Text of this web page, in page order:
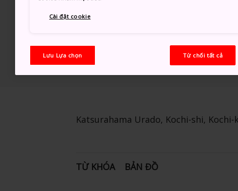
Katsurahama Urado, Kochi-shi, Kochi-
TỪ KHÓA BẢN ĐỒ
Cài đặt cookie
Lưu Lựa chọn Từ chối tất cả